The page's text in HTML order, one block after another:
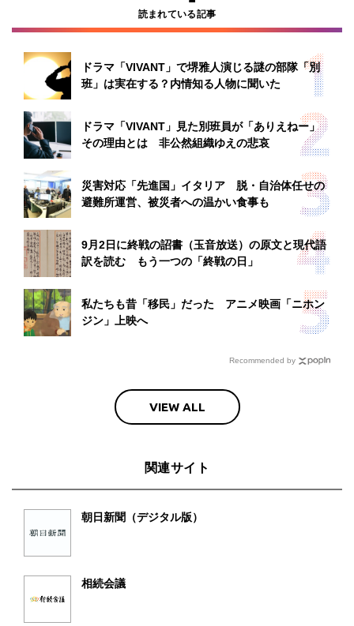
読まれている記事
ドラマ「VIVANT」で堺雅人演じる謎の部隊「別
班」は実在する？内情知る人物に聞いた
ドラマ「VIVANT」見た別班員が「ありえねー」
その理由とは 非公然組織ゆえの悲哀
災害対応「先進国」イタリア 脱・自治体任せの
避難所運営、被災者への温かい食事も
9月2日に終戦の詔書（玉音放送）の原文と現代語
訳を読む もう一つの「終戦の日」
私たちも昔「移民」だった アニメ映画「ニホン
ジン」上映へ
Recommended by
VIEW ALL
関連サイト
朝日新聞（デジタル版）
相続会議